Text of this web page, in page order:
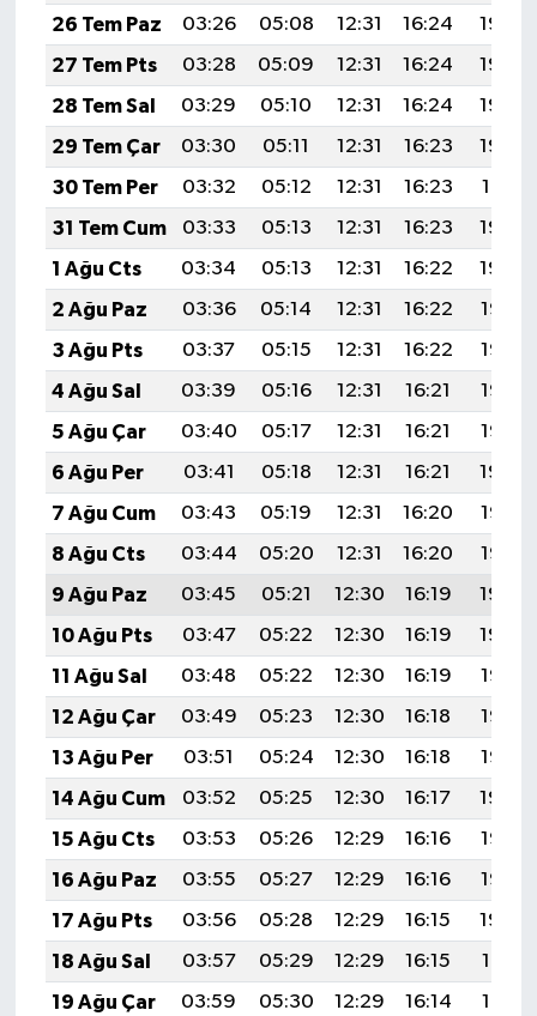
26 Tem Paz
03:26 05:08 12:31 16:24
19:45
27 Tem Pts
03:28 05:09 12:31 16:24
19:44
28 Tem Sal
03:29 05:10 12:31 16:24
19:43
29 Tem Çar
03:30 05:11 12:31 16:23
19:42
30 Tem Per
03:32 05:12 12:31 16:23
19:41
31 Tem Cum
03:33 05:13 12:31 16:23
19:40
1 Ağu Cts
03:34 05:13 12:31 16:22
19:39
2 Ağu Paz
03:36 05:14 12:31 16:22
19:38
3 Ağu Pts
03:37 05:15 12:31 16:22
19:37
4 Ağu Sal
03:39 05:16 12:31 16:21
19:36
5 Ağu Çar
03:40 05:17 12:31 16:21
19:35
6 Ağu Per
03:41 05:18 12:31 16:21
19:34
7 Ağu Cum
03:43 05:19 12:31 16:20
19:33
8 Ağu Cts
03:44 05:20 12:31 16:20
19:32
9 Ağu Paz
03:45 05:21 12:30 16:19
19:30
10 Ağu Pts
03:47 05:22 12:30 16:19
19:29
11 Ağu Sal
03:48 05:22 12:30 16:19
19:28
12 Ağu Çar
03:49 05:23 12:30 16:18
19:27
13 Ağu Per
03:51 05:24 12:30 16:18
19:25
14 Ağu Cum
03:52 05:25 12:30 16:17
19:24
15 Ağu Cts
03:53 05:26 12:29 16:16
19:23
16 Ağu Paz
03:55 05:27 12:29 16:16
19:22
17 Ağu Pts
03:56 05:28 12:29 16:15
19:20
18 Ağu Sal
03:57 05:29 12:29 16:15
19:19
19 Ağu Çar
03:59 05:30 12:29 16:14
19:18